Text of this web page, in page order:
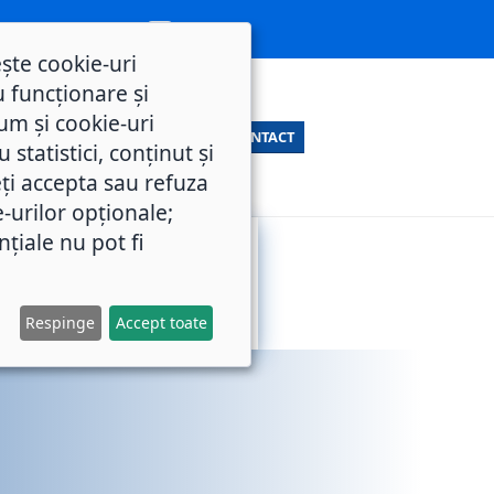
CONTACT
cookie-uri
funcționare și
și cookie-uri
statistici, conținut și
accepta sau refuza
urilor opționale;
nu pot fi
Respinge Accept toate